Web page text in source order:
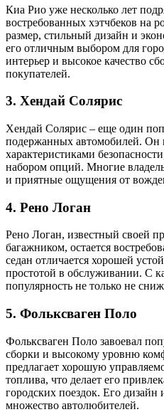
Киа Рио уже несколько лет
востребованных хэтчбеков на
размер, стильный дизайн и
его отличным выбором для
интерьер и высокое качество
покупателей.
3. Хендай Солярис
Хендай Солярис – еще один
подержанных автомобилей. Он
характеристиками
набором опций. Многие
и приятные ощущения от
4. Рено Логан
Рено Логан, известный своей
багажником, остается
седан отличается хорошей
простотой в обслуживании. С
популярность не только не
5. Фольксваген Поло
Фольксваген Поло завоевал
сборки и высокому уровню
предлагает хорошую
топлива, что делает его
городских поездок. Его
множество автолюбителей.